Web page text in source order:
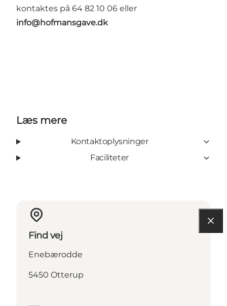
kontaktes på 64 82 10 06 eller
info@hofmansgave.dk
Læs mere
Kontaktoplysninger
Faciliteter
Find vej
Enebærodde
5450 Otterup